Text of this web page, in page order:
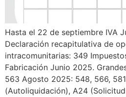
Hasta el 22 de septiembre IVA
Declaración recapitulativa de
intracomunitarias: 349
Fabricación Junio 2025.
563 Agosto 2025: 548, 566,
(Autoliquidación), A24